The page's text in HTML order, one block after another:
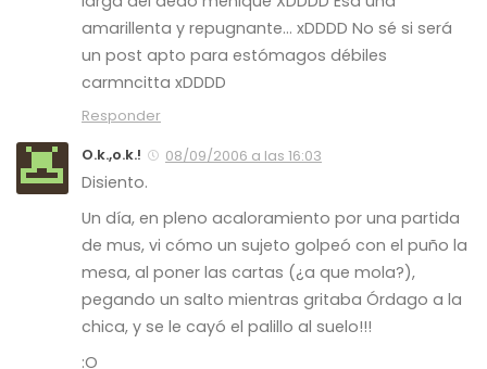
amarillenta y repugnante… xDDDD No sé si será
un post apto para estómagos débiles
carmncitta xDDDD
Responder
O.k.,o.k.!
08/09/2006 a las 16:03
Disiento.
Un día, en pleno acaloramiento por una partida
de mus, vi cómo un sujeto golpeó con el puño la
mesa, al poner las cartas (¿a que mola?),
pegando un salto mientras gritaba Órdago a la
chica, y se le cayó el palillo al suelo!!!
:O